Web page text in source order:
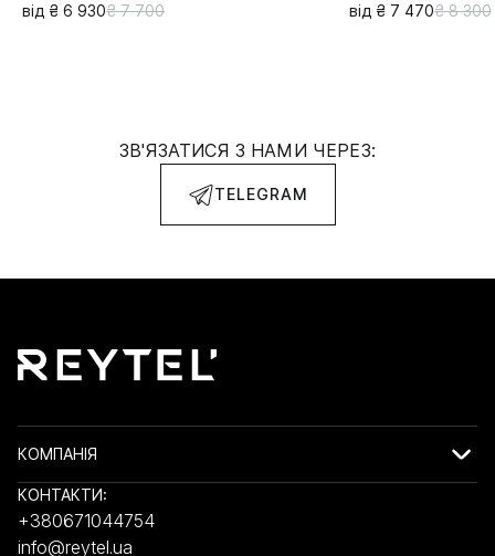
від ₴ 6 930₴ 7 700
від ₴ 7 470₴ 8 300
ЗВ'ЯЗАТИСЯ З НАМИ ЧЕРЕЗ:
TELEGRAM
КОМПАНІЯ
КОНТАКТИ:
+380671044754
info@reytel.ua